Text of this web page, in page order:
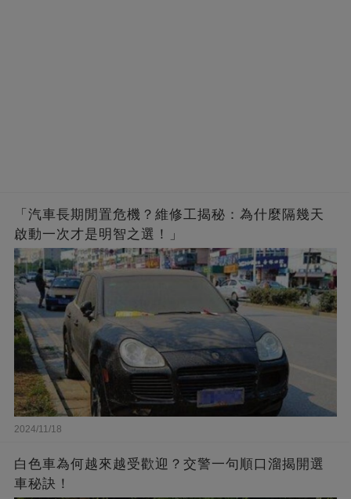
「汽車長期閒置危機？維修工揭秘：為什麼隔幾天
啟動一次才是明智之選！」
2024/11/18
白色車為何越來越受歡迎？交警一句順口溜揭開選
車秘訣！